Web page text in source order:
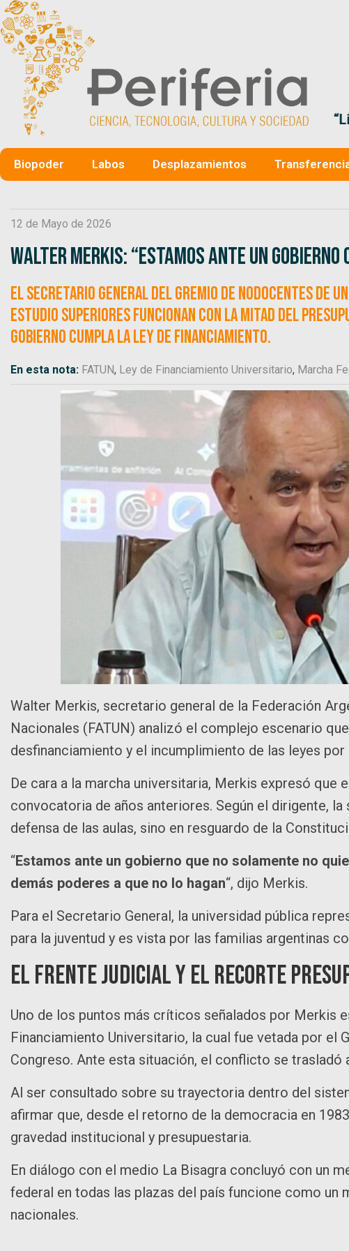
Biopoder Labos Desplazamientos
12 de Mayo de 2026
Walter Merkis: “Estamos ante un gobierno
El Secretario General del gremio de NODOCENTES de
estudio superiores funcionan con la mitad del
gobierno cumpla la ley de financiamiento.
En esta nota: FATUN, Ley de Financiamiento Universitario, Marcha
Walter Merkis, secretario general de la Federación
Nacionales (FATUN) analizó el complejo escenario
desfinanciamiento y el incumplimiento de las leyes
De cara a la marcha universitaria, Merkis expresó que
convocatoria de años anteriores. Según el dirigente,
defensa de las aulas, sino en resguardo de la
“Estamos ante un gobierno que no solamente no
demás poderes a que no lo hagan“, dijo Merkis.
Para el Secretario General, la universidad pública
para la juventud y es vista por las familias argentinas
El frente judicial y el recorte
Uno de los puntos más críticos señalados por Merkis
Financiamiento Universitario, la cual fue vetada por
Congreso. Ante esta situación, el conflicto se trasladó
Al ser consultado sobre su trayectoria dentro del
afirmar que, desde el retorno de la democracia en
gravedad institucional y presupuestaria.
En diálogo con el medio La Bisagra concluyó con un
federal en todas las plazas del país funcione como un
nacionales.